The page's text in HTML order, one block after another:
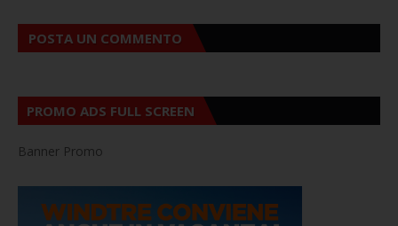
POSTA UN COMMENTO
PROMO ADS FULL SCREEN
Banner Promo